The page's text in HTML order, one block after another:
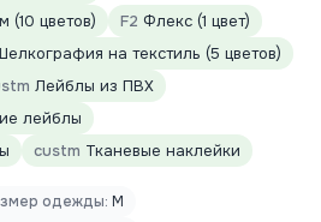
(10 цветов) F2 Флекс (1 цвет)
на текстиль (5 цветов)
Лейблы из ПВХ
лейблы
custm Тканевые наклейки
одежды: M